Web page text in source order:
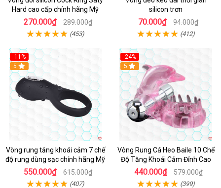
Hard cao cấp chính hãng Mỹ
270.000₫ 289.000₫
(453)
silicon trơn
70.000₫ 94.000₫
(412)
-11%
5
Vòng rung tăng khoái cảm 7 chế
độ rung dùng sạc chính hãng Mỹ
550.000₫ 615.000₫
(407)
-24%
5
Vòng Rung Cá Heo Baile 10 Chế
Độ Tăng Khoái Cảm Đỉnh Cao
440.000₫ 579.000₫
(399)